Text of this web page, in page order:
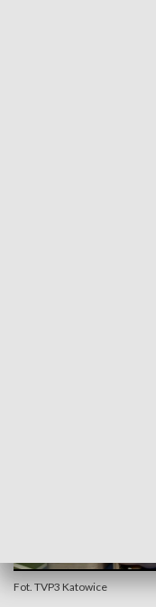
Fot. TVP3 Katowice